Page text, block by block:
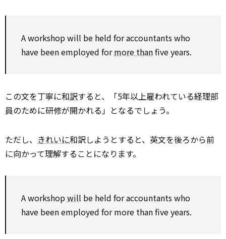
A workshop will be held for accountants who
have been employed formore thanfive years.
この文を丁寧に和訳すると、「5年以上雇われている経理部
員のために研修が開かれる」となるでしょう。
ただし、 きれいに和訳しようとすると、英文を後ろから前
に向かって理解することになります。
A workshopwill be held for accountants who
have been employed for more than five years.